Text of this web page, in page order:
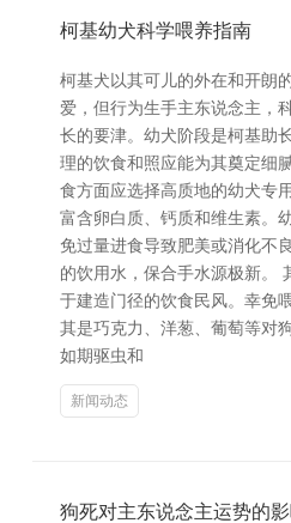
柯基幼犬科学喂养指南
柯基犬以其可儿的外在和开朗
爱，但行为生手主东说念主，
长的要津。幼犬阶段是柯基助
理的饮食和照应能为其奠定细
食方面应选择高质地的幼犬专
富含卵白质、钙质和维生素。
免过量进食导致肥美或消化不
的饮用水，保合手水源极新。
于建造门径的饮食民风。幸免
其是巧克力、洋葱、葡萄等对
如期驱虫和
新闻动态
狗死对主东说念主运势的